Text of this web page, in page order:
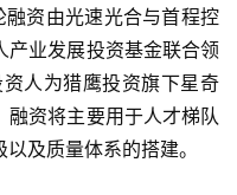
资由光速光合与首程控
产业发展投资基金联合领
人为猎鹰投资旗下星奇
融资将主要用于人才梯队
及质量体系的搭建。